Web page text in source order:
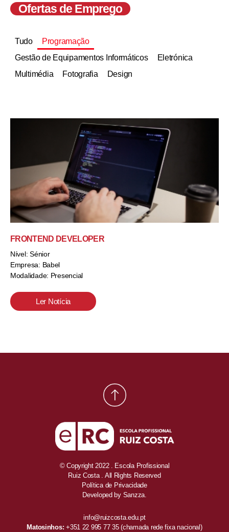
Ofertas de Emprego
Tudo
Programação
Gestão de Equipamentos Informáticos
Eletrónica
Multimédia
Fotografia Design
FRONTEND DEVELOPER
Nível: Sénior
Empresa: Babel
Modalidade: Presencial
Ler Notícia
© Copyright 2022 . Escola Profissional
Ruiz Costa . All Rights Reserved
Política de Privacidade
Developed by Sanzza.
info@ruizcosta.edu.pt
Matosinhos: +351 22 995 77 35(chamada rede fixa nacional)